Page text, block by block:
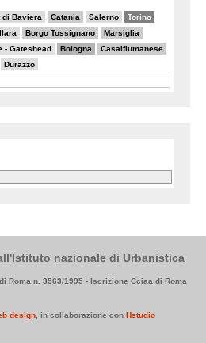
di Baviera Catania Salerno Torino
Borgo Tossignano Marsiglia
- Gateshead Bologna Casalfiumanese
Durazzo
nazionale di Urbanistica
Roma n. 3563/1995 - Iscrizione Cciaa di Roma
design , in collaborazione con Hstudio